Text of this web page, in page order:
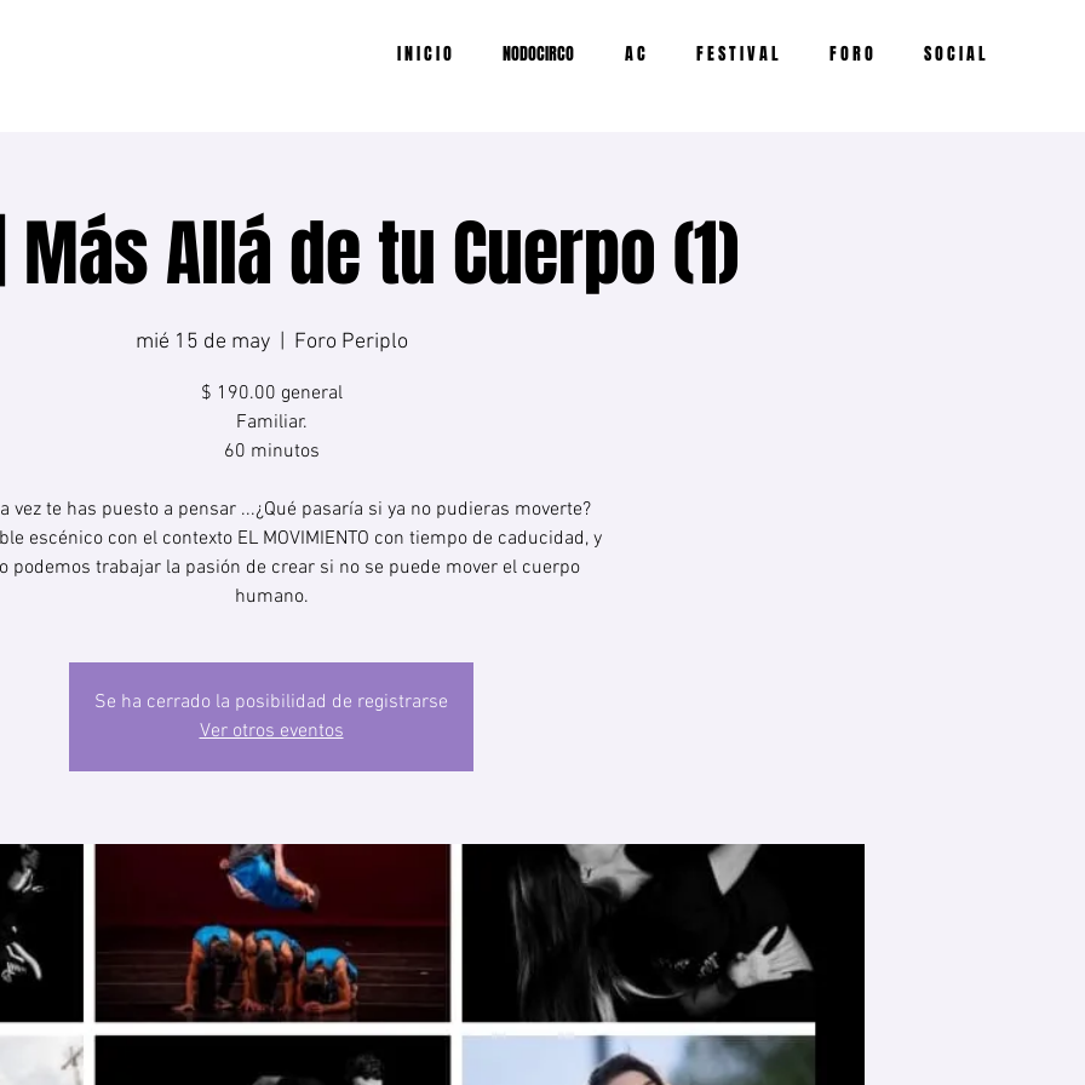
I N I C I O NODOCIRCO A C F E S T I V A L F O R O S O C I A L
Más Allá de tu Cuerpo (1)
mié 15 de may
  |
Foro Periplo
$ 190.00 general
Familiar.
60 minutos
vez te has puesto a pensar ...¿Qué pasaría si ya no pudieras moverte?
escénico con el contexto EL MOVIMIENTO con tiempo de caducidad, y
podemos trabajar la pasión de crear si no se puede mover el cuerpo
humano.
Se ha cerrado la posibilidad de registrarse
Ver otros eventos